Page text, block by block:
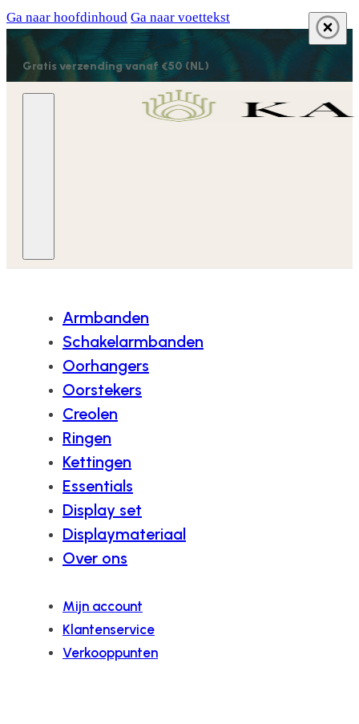
Ga naar hoofdinhoud Ga naar voettekst
Gratis verzending vanaf €50 (NL)
Armbanden
Schakelarmbanden
Oorhangers
Oorstekers
Creolen
Ringen
Kettingen
Essentials
Display set
Displaymateriaal
Over ons
Mijn account
Klantenservice
Verkooppunten